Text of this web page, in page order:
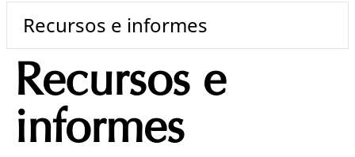
Recursos e informes
Recursos e
informes